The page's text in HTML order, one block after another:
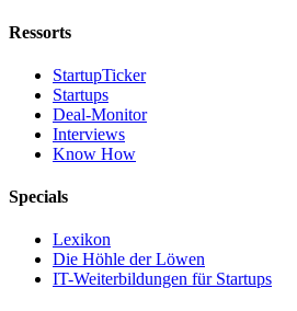
Ressorts
StartupTicker
Startups
Deal-Monitor
Interviews
Know How
Specials
Lexikon
Die Höhle der Löwen
IT-Weiterbildungen für Startups